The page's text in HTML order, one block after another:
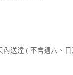
送達 ( 不含週六、